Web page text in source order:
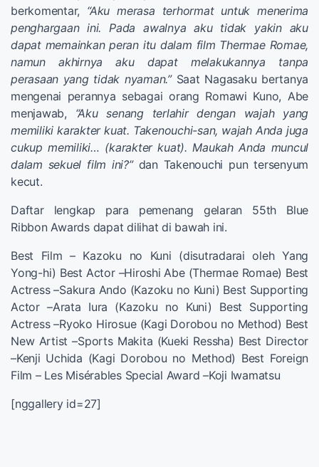
berkomentar, “Aku merasa terhormat untuk menerima
penghargaan ini. Pada awalnya aku tidak yakin aku
dapat memainkan peran itu dalam film Thermae Romae,
namun akhirnya aku dapat melakukannya tanpa
perasaan yang tidak nyaman.”Saat Nagasaku bertanya
mengenai perannya sebagai orang Romawi Kuno, Abe
menjawab, “Aku senang terlahir dengan wajah yang
memiliki karakter kuat. Takenouchi-san, wajah Anda juga
cukup memiliki… (karakter kuat). Maukah Anda muncul
dalam sekuel film ini?”dan Takenouchi pun tersenyum
kecut.
Daftar lengkap para pemenang gelaran 55th Blue
Ribbon Awards dapat dilihat di bawah ini.
Best Film – Kazoku no Kuni (disutradarai oleh Yang
Yong-hi) Best Actor –Hiroshi Abe (Thermae Romae) Best
Actress –Sakura Ando (Kazoku no Kuni) Best Supporting
Actor –Arata Iura (Kazoku no Kuni) Best Supporting
Actress –Ryoko Hirosue (Kagi Dorobou no Method) Best
New Artist –Sports Makita (Kueki Ressha) Best Director
–Kenji Uchida (Kagi Dorobou no Method) Best Foreign
Film – Les Misérables Special Award –Koji Iwamatsu
[nggallery id=27]